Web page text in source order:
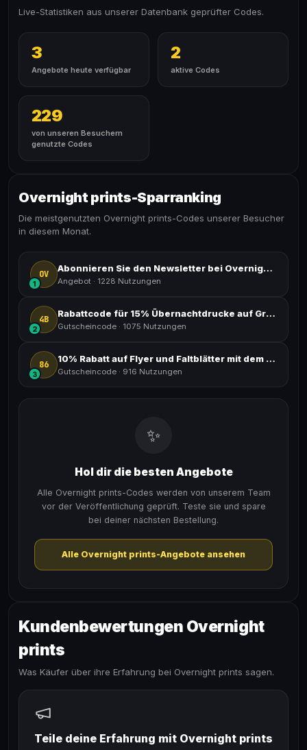
Live-Statistiken aus unserer Datenbank geprüfter Codes.
3
Angebote heute verfügbar
2
aktive Codes
229
von unseren Besuchern
genutzte Codes
Overnight prints-Sparranking
Die meistgenutzten Overnight prints-Codes unserer Besucher
in diesem Monat.
OV
1
Abonnieren Sie den Newsletter bei Overnightprints und verpassen Sie nichts!
Angebot · 1228 Nutzungen
4B
2
Rabattcode für 15% Übernachtdrucke auf Grußkarten
Gutscheincode · 1075 Nutzungen
86
3
10% Rabatt auf Flyer und Faltblätter mit dem Nachtrabatt für Ausdrucke
Gutscheincode · 916 Nutzungen
✨
Hol dir die besten Angebote
Alle Overnight prints-Codes werden von unserem Team
vor der Veröffentlichung geprüft. Teste sie und spare
bei deiner nächsten Bestellung.
Alle Overnight prints-Angebote ansehen
Kundenbewertungen Overnight
prints
Was Käufer über ihre Erfahrung bei Overnight prints sagen.
Teile deine Erfahrung mit Overnight prints